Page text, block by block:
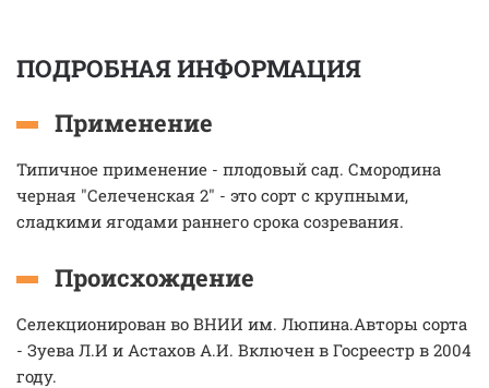
ПОДРОБНАЯ ИНФОРМАЦИЯ
Применение
Типичное применение - плодовый сад. Смородина
черная "Селеченская 2" - это сорт с крупными,
сладкими ягодами раннего срока созревания.
Происхождение
Селекционирован во ВНИИ им. Люпина.Авторы сорта
- Зуева Л.И и Астахов А.И. Включен в Госреестр в 2004
году.